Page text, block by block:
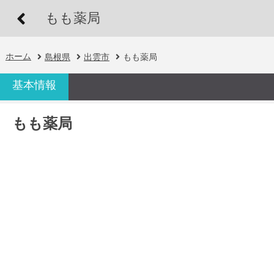
もも薬局
ホーム 島根県 出雲市 もも薬局
基本情報
もも薬局